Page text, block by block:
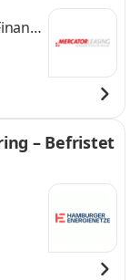
– Befristet